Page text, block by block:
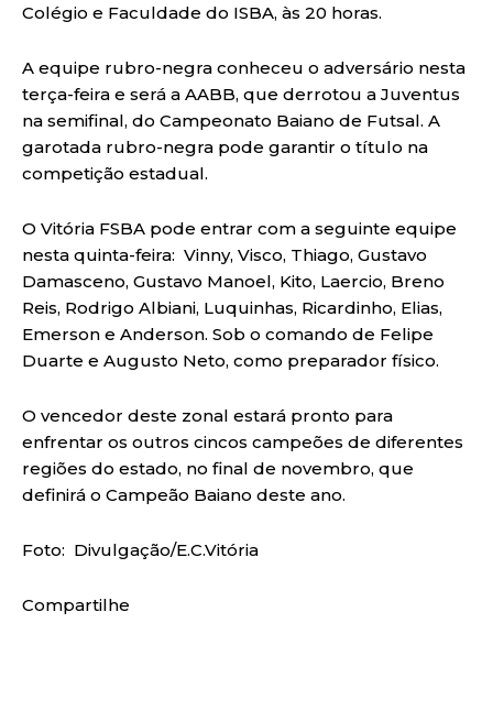
Colégio e Faculdade do ISBA, às 20 horas.
A equipe rubro-negra conheceu o adversário nesta
terça-feira e será a AABB, que derrotou a Juventus
na semifinal, do Campeonato Baiano de Futsal. A
garotada rubro-negra pode garantir o título na
competição estadual.
O Vitória FSBA pode entrar com a seguinte equipe
nesta quinta-feira: Vinny, Visco, Thiago, Gustavo
Damasceno, Gustavo Manoel, Kito, Laercio, Breno
Reis, Rodrigo Albiani, Luquinhas, Ricardinho, Elias,
Emerson e Anderson. Sob o comando de Felipe
Duarte e Augusto Neto, como preparador físico.
O vencedor deste zonal estará pronto para
enfrentar os outros cincos campeões de diferentes
regiões do estado, no final de novembro, que
definirá o Campeão Baiano deste ano.
Foto: Divulgação/E.C.Vitória
Compartilhe